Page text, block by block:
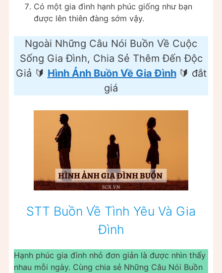
Có một gia đình hạnh phúc giống như bạn
được lên thiên đàng sớm vậy.
Ngoài Những Câu Nói Buồn Về Cuộc
Sống Gia Đình, Chia Sẻ Thêm Đến Độc
Giả 🔰 Hình Ảnh Buồn Về Gia Đình 🔰 đắt
giá
STT Buồn Về Tình Yêu Và Gia
Đình
Hạnh phúc gia đình nhỏ đơn giản là được nhìn thấy
nhau mỗi ngày. Cùng chia sẻ Những Câu Nói Buồn